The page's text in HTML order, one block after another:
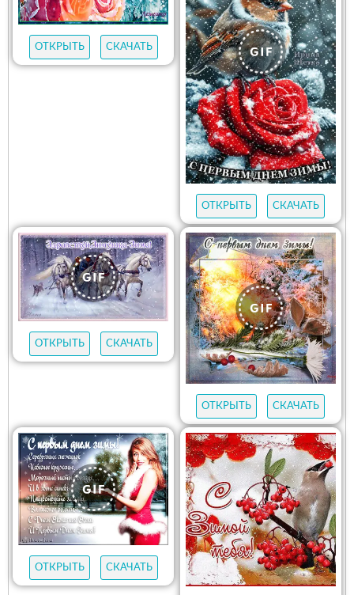
ОТКРЫТЬ СКАЧАТЬ
ОТКРЫТЬ СКАЧАТЬ
ОТКРЫТЬ СКАЧАТЬ
ОТКРЫТЬ СКАЧАТЬ
ОТКРЫТЬ СКАЧАТЬ